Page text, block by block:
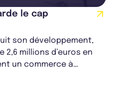
le cap
son développement,
millions d’euros en
un commerce à
logisti...